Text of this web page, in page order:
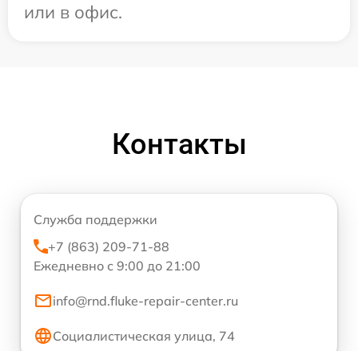
или в офис.
Контакты
Служба поддержки
+7 (863) 209-71-88
Ежедневно с 9:00 до 21:00
info@rnd.fluke-repair-center.ru
Социалистическая улица, 74